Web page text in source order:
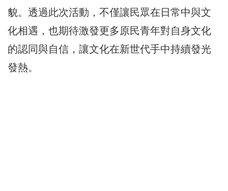
貌。透過此次活動，不僅讓民眾在日常中與文
化相遇，也期待激發更多原民青年對自身文化
的認同與自信，讓文化在新世代手中持續發光
發熱。